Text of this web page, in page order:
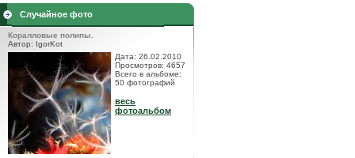
Случайное фото
Коралловые полипы.
Автор: IgorKot
Дата: 26.02.2010
Просмотров: 4657
Всего в альбоме:
50 фотографий
весь
фотоальбом